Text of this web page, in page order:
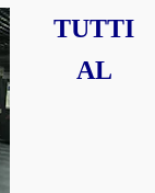
TUTTI
AL